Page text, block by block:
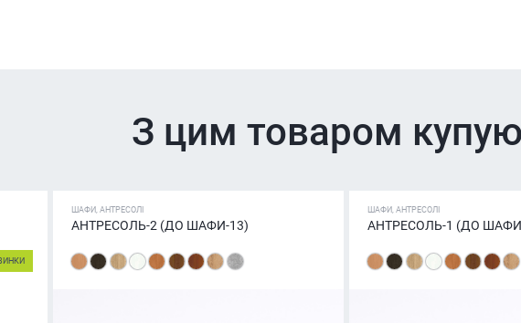
З цим товаром
ШАФИ, АНТРЕСОЛІ
АНТРЕСОЛЬ-2 (ДО ШАФИ-13)
ШАФИ, АНТРЕСОЛІ
АНТРЕСОЛЬ-1 (ДО